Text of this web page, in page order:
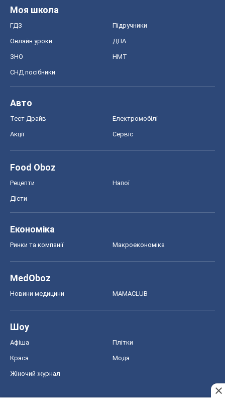
Моя школа
ГДЗ Підручники
Онлайн уроки ДПА
ЗНО НМТ
СНД посібники
Авто
Тест Драйв Електромобілі
Акції Сервіс
Food Oboz
Рецепти Напої
Дієти
Економіка
Ринки та компанії Макроекономіка
MedOboz
Новини медицини MAMACLUB
Шоу
Афіша Плітки
Краса Мода
Жіночий журнал